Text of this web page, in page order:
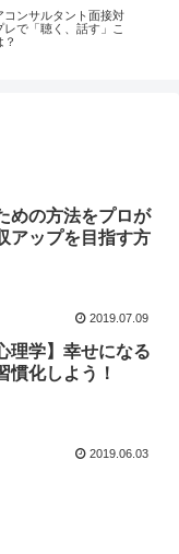
コンサルタント面接対
レで「聴く、話す」こ
？
めの方法をプロが
アップを目指す方
2019.07.09
理学】幸せになる
慣化しよう！
2019.06.03